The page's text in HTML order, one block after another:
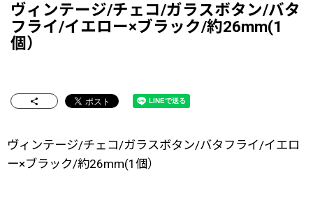
ヴィンテージ/チェコ/ガラスボタン/バタ
フライ/イエロー×ブラック/約26mm(1
個）
ヴィンテージ/チェコ/ガラスボタン/バタフライ/イエロ
ー×ブラック/約26mm(1個）